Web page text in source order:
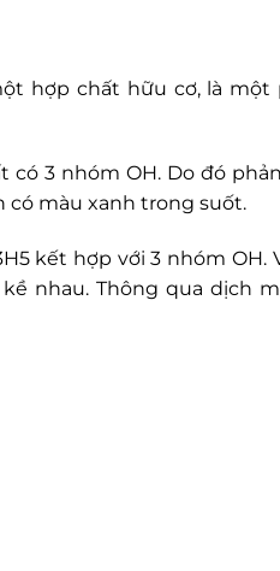
hợp chất hữu cơ, là một
3 nhóm OH. Do đó
có màu xanh trong suốt.
kết hợp với 3 nhóm OH.
nhau. Thông qua dịch